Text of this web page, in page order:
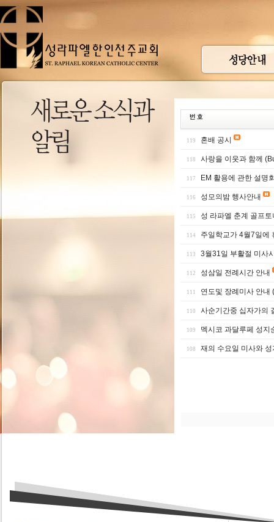
119 혼배 공시
118 사랑을 이웃과 함께
117 EM 활용에 관한 설명
116 성모의밤 행사안내
115 성 라파엘 춘계 골프토
114 주일학교가 4월7일에
113 3월31일 부활절 미사
112 성삼일 전례시간 안내
111 연도및 장례미사 안내
110 사순기간중 십자가의
109 멕시코 과달루페 성지
108 재의 수요일 미사와